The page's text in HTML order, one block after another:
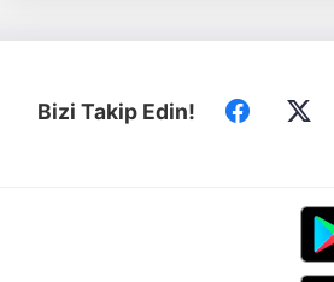
Bizi Takip Edin!